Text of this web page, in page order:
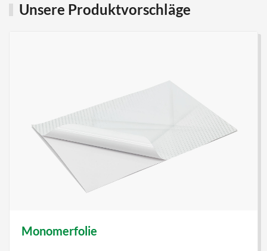
Unsere Produktvorschläge
Monomerfolie